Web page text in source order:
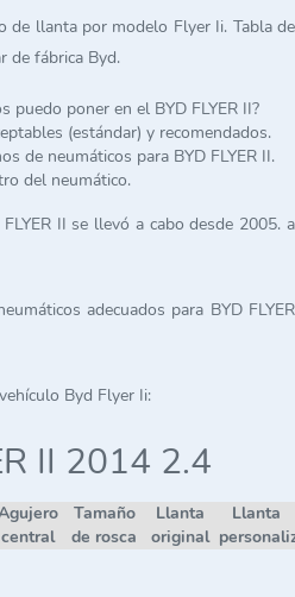
de llanta por modelo Flyer Ii. Tabla de
de fábrica Byd.
puedo poner en el BYD FLYER II?
(estándar) y recomendados.
de neumáticos para BYD FLYER II.
del neumático.
II se llevó a cabo desde 2005. a
adecuados para BYD FLYER
Byd Flyer Ii:
II 2014 2.4
central
Tamaño
de rosca
Llanta
original
Llanta